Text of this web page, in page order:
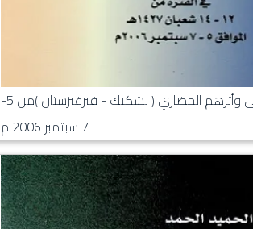
مسلمو آسيا الوسطى وأثرهم الحضاري ( بشكيك - قيرغيزستان )من 5-